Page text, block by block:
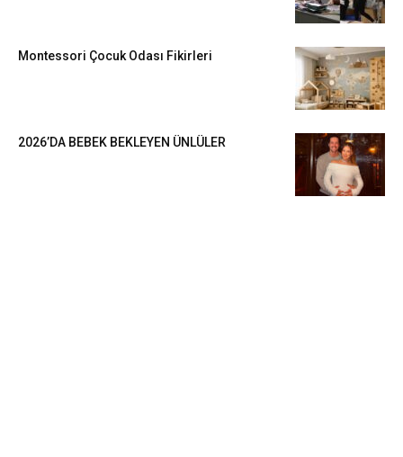
Montessori Çocuk Odası Fikirleri
2026’DA BEBEK BEKLEYEN ÜNLÜLER